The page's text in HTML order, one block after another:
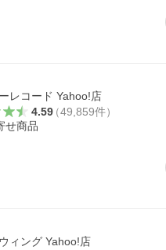
レコード Yahoo!店
4.59（49,859件）
せ商品
ィング Yahoo!店